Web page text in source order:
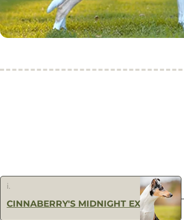
i.
CINNABERRY'S MIDNIGHT EXPRESS